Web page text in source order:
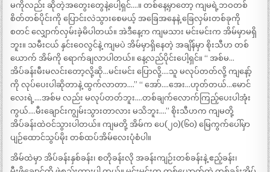
မကိုလည်း ဆိုတဲ့အတွေးတွေနဲ့ပေါ့ရှင်….။ တစ်နေ့မှာတော့ ကျမရဲ့ဘဝတစ်
စိတ်တစ်ပိုင်းကို ပြောင်းလဲသွားစေမယ့် အခြေအနေနဲ့ ခြေလှမ်းတစ်ခုကို
စတင် လျှောက်လှမ်းခဲ့မိပါတယ်။ အဲဒီနေ့က ကျမသား မင်းမင်းက အိမ်မှာမရှိ
ဘူး။ သမီးငယ် နှင်းဝေလွင်နဲ့ ကျမပဲ အိမ်မှာရှိနေတဲ့ အချိန်မှာ စိုးသီဟ တစ်
ယောက် အိမ်ကို ရောက်ချလာပါတယ်။ နေ့လည်ပိုင်းပေါ့ရှင်။ “ အစ်မ…
အိပ်ခန်းမီးမလင်းတော့လို့ဆို…မင်းမင်း ပြောလို့….သူ မလုပ်တတ်လို့ ကျနော့်
ကို လုပ်ပေးပါဆိုတာနဲ့ ထွက်လာတာ….” “ အော်….အေး…ဟုတ်တယ်…မောင်
လေးရဲ့….အစ်မ လည်း မလုပ်တတ်ဘူး….တစ်ချက်လောက်ကြည့်ပေးပါအုံး
ကွယ်….မီးချောင်းကျွမ်းသွားတာလား မသိဘူး….” စိုးသီဟက ကျမတို့
အိပ်ခန်းထဲဝင်သွားပါတယ်။ ကျမတို့ အိမ်က ပေ(၂၀)(၆၀) မြေကွက်ပေါ်မှာ
ပျဉ်ထောင်သွပ်မိုး တစ်ထပ်အိမ်လေးပုံစံပါ။
အိမ်ထဲမှာ အိပ်ခန်းနှစ်ခန်း၊ စတိုခန်းလို အခန်းကျဉ်းတစ်ခန်းနဲ့ ဧည့်ခန်း၊